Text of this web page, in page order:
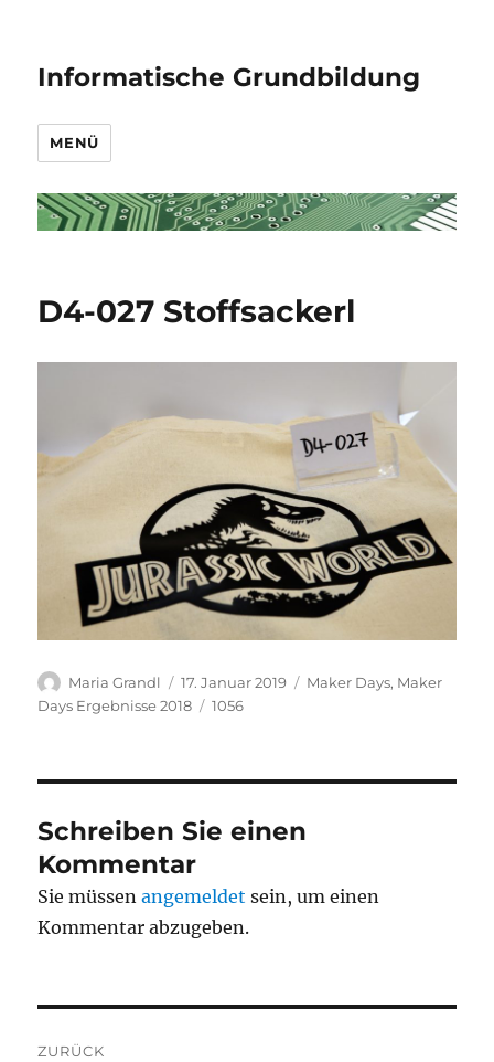
Informatische Grundbildung
MENÜ
D4-027 Stoffsackerl
Autor
Maria Grandl
Veröffentlicht
am
17. Januar 2019 Kategorien
Maker Days, Maker
Days Ergebnisse 2018
Schlagwörter
1056
Schreiben Sie einen
Kommentar
Sie müssenangemeldet sein, um einen
Kommentar abzugeben.
ZURÜCK